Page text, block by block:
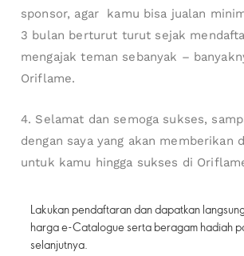
sponsor, agar kamu bisa jualan
3 bulan berturut turut sejak
mengajak teman sebanyak –
Oriflame.
4. Selamat dan semoga sukses,
dengan saya yang akan memberikan
untuk kamu hingga sukses di